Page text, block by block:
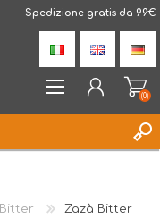
Spedizione gratis da 99€
(0)
Bitter Zazà Bitter